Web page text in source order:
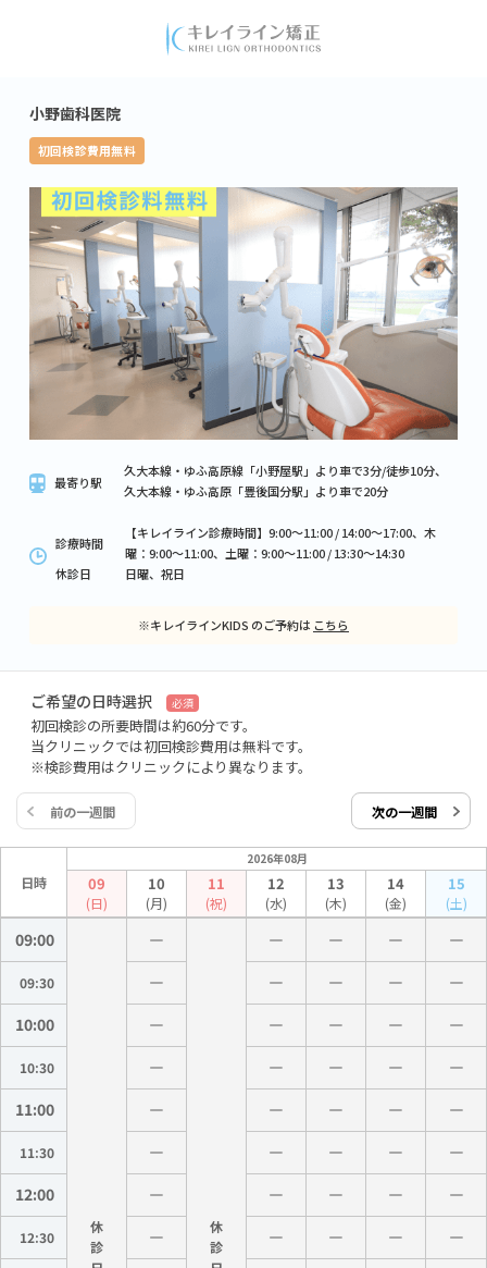
小野歯科医院
初回検診費用無料
最寄り駅
久大本線・ゆふ高原線「小野屋駅」より車で3分/徒歩10分、
久大本線・ゆふ高原「豊後国分駅」より車で20分
診療時間
【キレイライン診療時間】9:00～11:00 / 14:00～17:00、木
曜：9:00～11:00、土曜：9:00～11:00 / 13:30～14:30
休診日
日曜、祝日
※キレイラインKIDS のご予約は こちら
ご希望の日時選択 必須
初回検診の所要時間は約60分です。
当クリニックでは初回検診費用は無料です。
※検診費用はクリニックにより異なります。
前の一週間 次の一週間
日時
2026年08月
09
(日)
10
(月)
11
(祝)
12
(水)
13
(木)
14
(金)
15
(土)
09:00
休
診
休
診
09:30
10:00
10:30
11:00
11:30
12:00
12:30